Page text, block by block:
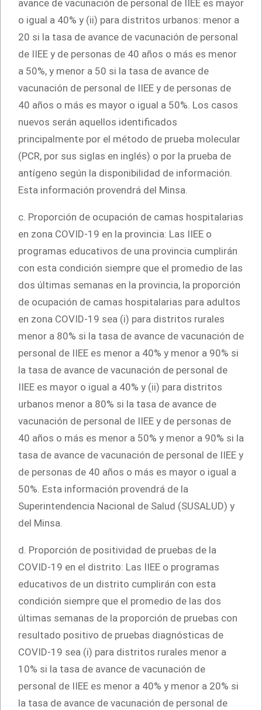
avance de vacunación de personal de IIEE es mayor
o igual a 40% y (ii) para distritos urbanos: menor a
20 si la tasa de avance de vacunación de personal
de IIEE y de personas de 40 años o más es menor
a 50%, y menor a 50 si la tasa de avance de
vacunación de personal de IIEE y de personas de
40 años o más es mayor o igual a 50%. Los casos
nuevos serán aquellos identificados
principalmente por el método de prueba molecular
(PCR, por sus siglas en inglés) o por la prueba de
antígeno según la disponibilidad de información.
Esta información provendrá del Minsa.
c. Proporción de ocupación de camas hospitalarias
en zona COVID-19 en la provincia: Las IIEE o
programas educativos de una provincia cumplirán
con esta condición siempre que el promedio de las
dos últimas semanas en la provincia, la proporción
de ocupación de camas hospitalarias para adultos
en zona COVID-19 sea (i) para distritos rurales
menor a 80% si la tasa de avance de vacunación de
personal de IIEE es menor a 40% y menor a 90% si
la tasa de avance de vacunación de personal de
IIEE es mayor o igual a 40% y (ii) para distritos
urbanos menor a 80% si la tasa de avance de
vacunación de personal de IIEE y de personas de
40 años o más es menor a 50% y menor a 90% si la
tasa de avance de vacunación de personal de IIEE y
de personas de 40 años o más es mayor o igual a
50%. Esta información provendrá de la
Superintendencia Nacional de Salud (SUSALUD) y
del Minsa.
d. Proporción de positividad de pruebas de la
COVID-19 en el distrito: Las IIEE o programas
educativos de un distrito cumplirán con esta
condición siempre que el promedio de las dos
últimas semanas de la proporción de pruebas con
resultado positivo de pruebas diagnósticas de
COVID-19 sea (i) para distritos rurales menor a
10% si la tasa de avance de vacunación de
personal de IIEE es menor a 40% y menor a 20% si
la tasa de avance de vacunación de personal de